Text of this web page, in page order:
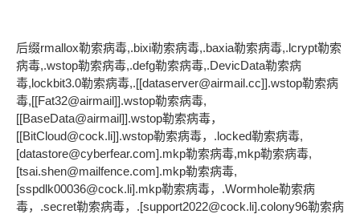
后缀rmallox勒索病毒,.bixi勒索病毒,.baxia勒索病毒,.lcrypt勒索
病毒,.wstop勒索病毒,.defg勒索病毒,.DevicData勒索病
毒,lockbit3.0勒索病毒,.[[dataserver@airmail.cc]].wstop勒索病
毒,[[Fat32@airmail]].wstop勒索病毒,
[[BaseData@airmail]].wstop勒索病毒，
[[BitCloud@cock.li]].wstop勒索病毒，.locked勒索病毒,
[datastore@cyberfear.com].mkp勒索病毒,mkp勒索病毒,
[tsai.shen@mailfence.com].mkp勒索病毒,
[sspdlk00036@cock.li].mkp勒索病毒，.Wormhole勒索病
毒，.secret勒索病毒，.[support2022@cock.li].colony96勒索病